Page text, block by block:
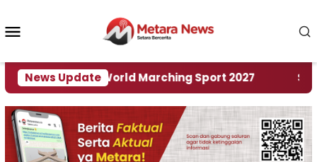
konten
News Update
Rumah World Marching Sport 2027 ‎Soal